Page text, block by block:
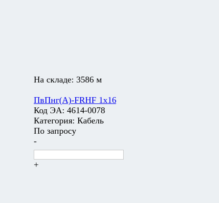
На складе: 3586 м
ПвПнг(А)-FRHF 1х16
Код ЭА: 4614-0078
Категория: Кабель
По запросу
-
+